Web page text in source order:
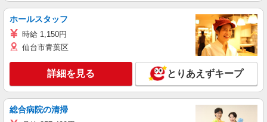
ホールスタッフ
時給 1,150円
仙台市青葉区
詳細を見る とりあえずキープ
総合病院の清掃